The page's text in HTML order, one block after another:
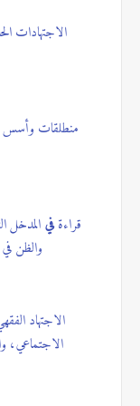
الاجتهادات
منطلقات وأسس
قراءةفيالمدخل
والظن
الاجتهاد
الاجتماعي،